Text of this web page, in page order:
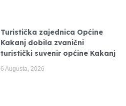
Turistička zajednica Općine
Kakanj dobila zvanični
turistički suvenir općine Kakanj
6 Augusta, 2026